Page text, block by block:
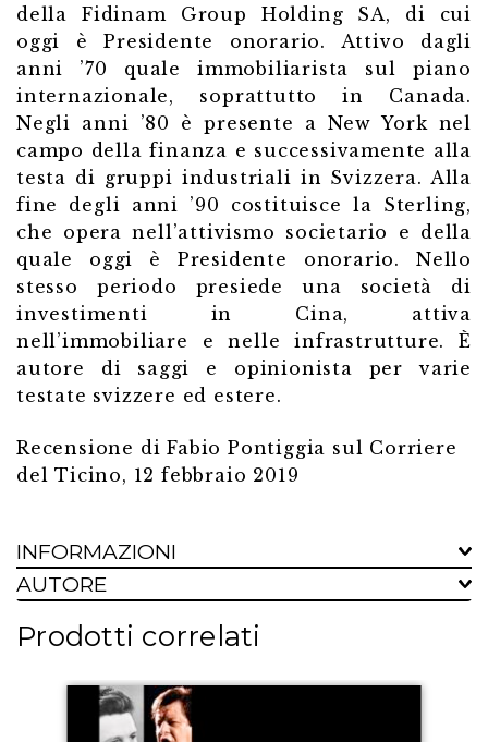
della Fidinam Group Holding SA, di cui
oggi è Presidente onorario. Attivo dagli
anni ’70 quale immobiliarista sul piano
internazionale, soprattutto in Canada.
Negli anni ’80 è presente a New York nel
campo della finanza e successivamente alla
testa di gruppi industriali in Svizzera. Alla
fine degli anni ’90 costituisce la Sterling,
che opera nell’attivismo societario e della
quale oggi è Presidente onorario. Nello
stesso periodo presiede una società di
investimenti in Cina, attiva
nell’immobiliare e nelle infrastrutture. È
autore di saggi e opinionista per varie
testate svizzere ed estere.
Recensione di Fabio Pontiggia sul Corriere
del Ticino, 12 febbraio 2019
INFORMAZIONI
AUTORE
Prodotti correlati